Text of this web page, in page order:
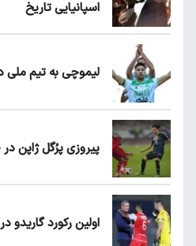
اسپانیایی تاریخ
لیموچی به تیم
پیروزی پرُگل ژاپن در
اولین رکورد گاریدو